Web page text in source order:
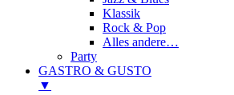
Klassik
Rock & Pop
Alles andere…
Party
GASTRO & GUSTO
▼